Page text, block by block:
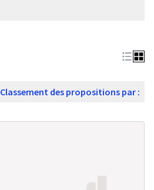
Classement des propositions par :